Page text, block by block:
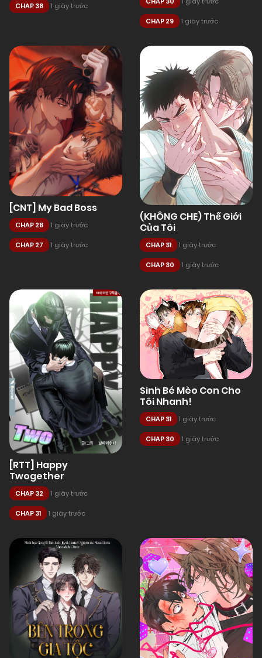
CHAP 38 1 giây trước
CHAP 29 1 giây trước
[CNT] My Bad Boss
CHAP 28 1 giây trước
CHAP 27 1 giây trước
(KHÔNG CHE) Thế Giới
Của Tôi
CHAP 31 1 giây trước
CHAP 30 1 giây trước
[RTT] Happy
Twogether
CHAP 32 1 giây trước
CHAP 31 1 giây trước
Sinh Bé Mèo Con Cho
Tôi Nhanh!
CHAP 31 1 giây trước
CHAP 30 1 giây trước